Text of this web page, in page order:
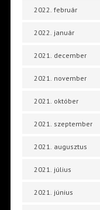
2022. február
2022. január
2021. december
2021. november
2021. október
2021. szeptember
2021. augusztus
2021. július
2021. június